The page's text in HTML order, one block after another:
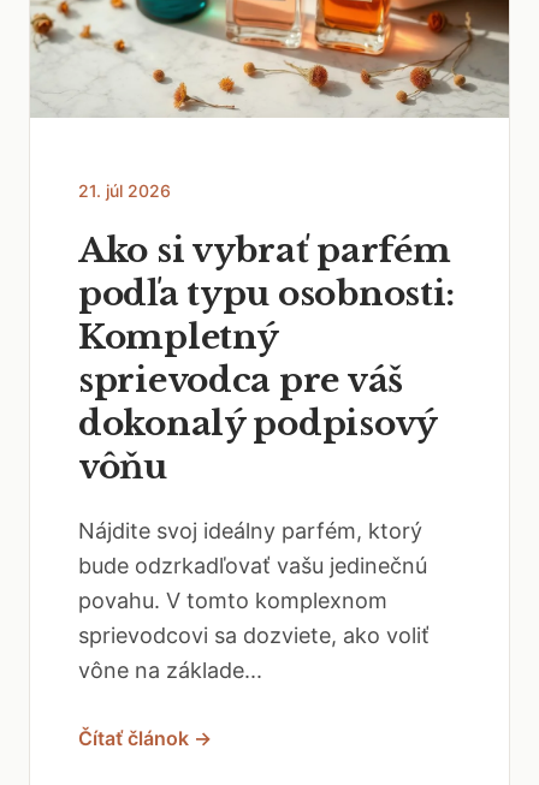
21. júl 2026
Ako si vybrať parfém
podľa typu osobnosti:
Kompletný
sprievodca pre váš
dokonalý podpisový
vôňu
Nájdite svoj ideálny parfém, ktorý
bude odzrkadľovať vašu jedinečnú
povahu. V tomto komplexnom
sprievodcovi sa dozviete, ako voliť
vône na základe...
Čítať článok →